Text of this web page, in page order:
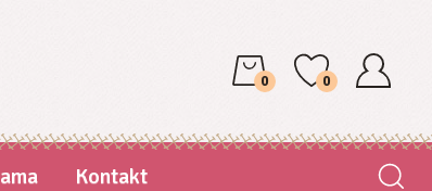
0 0
Kontakt